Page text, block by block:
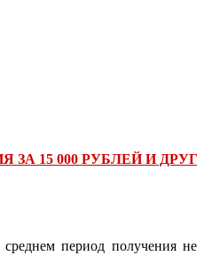
15 000 РУБЛЕЙ И ДРУГИЕ
период получения не